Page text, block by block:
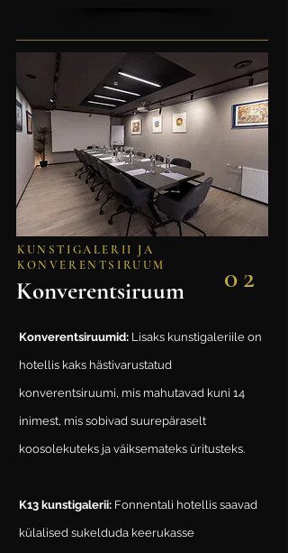
KUNSTIGALERII JA
KONVERENTSIRUUM
02
Konverentsiruum
Konverentsiruumid: Lisaks kunstigaleriile on
hotellis kaks hästivarustatud
konverentsiruumi, mis mahutavad kuni 14
inimest, mis sobivad suurepäraselt
koosolekuteks ja väiksemateks üritusteks.
K13 kunstigalerii: Fonnentali hotellis saavad
külalised sukelduda keerukasse